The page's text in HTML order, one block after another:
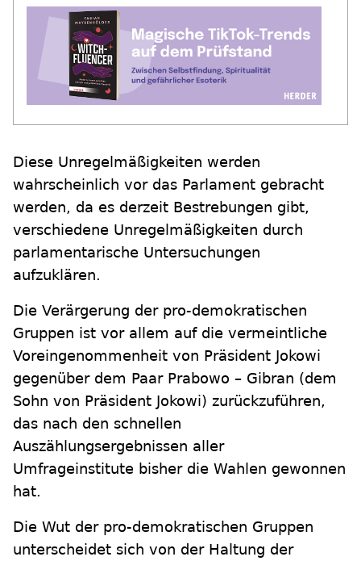
Diese Unregelmäßigkeiten werden
wahrscheinlich vor das Parlament gebracht
werden, da es derzeit Bestrebungen gibt,
verschiedene Unregelmäßigkeiten durch
parlamentarische Untersuchungen
aufzuklären.
Die Verärgerung der pro-demokratischen
Gruppen ist vor allem auf die vermeintliche
Voreingenommenheit von Präsident Jokowi
gegenüber dem Paar Prabowo – Gibran (dem
Sohn von Präsident Jokowi) zurückzuführen,
das nach den schnellen
Auszählungsergebnissen aller
Umfrageinstitute bisher die Wahlen gewonnen
hat.
Die Wut der pro-demokratischen Gruppen
unterscheidet sich von der Haltung der